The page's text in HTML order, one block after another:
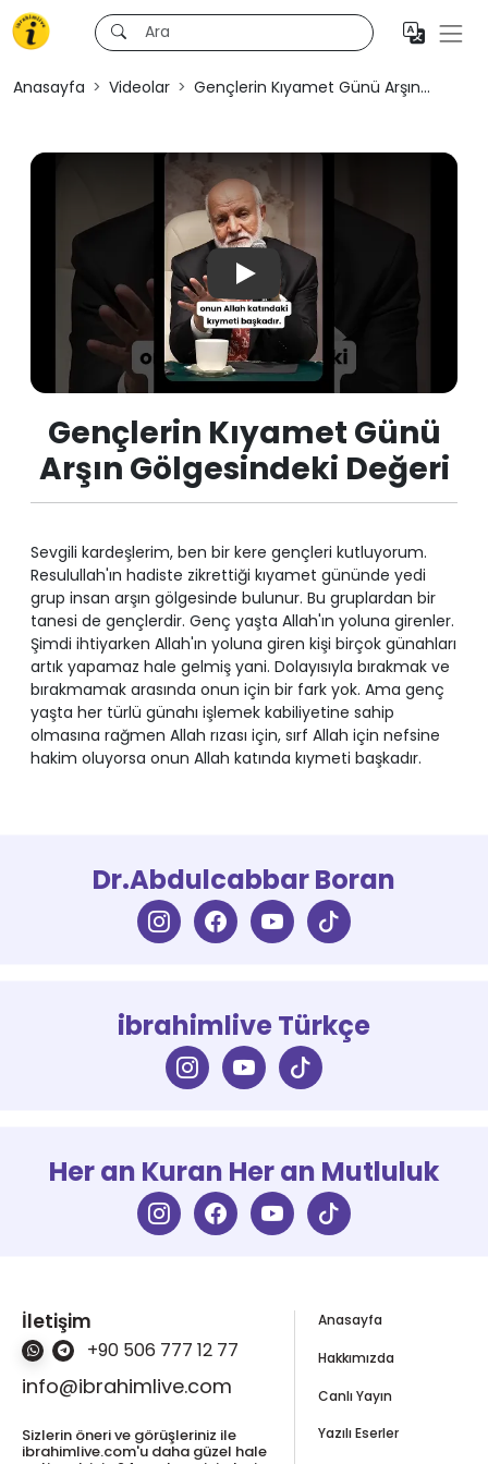
Anasayfa Videolar Gençlerin Kıyamet Günü Arşın...
Play
Gençlerin Kıyamet Günü
Arşın Gölgesindeki Değeri
Sevgili kardeşlerim, ben bir kere gençleri kutluyorum.
Resulullah'ın hadiste zikrettiği kıyamet gününde yedi
grup insan arşın gölgesinde bulunur. Bu gruplardan bir
tanesi de gençlerdir. Genç yaşta Allah'ın yoluna girenler.
Şimdi ihtiyarken Allah'ın yoluna giren kişi birçok günahları
artık yapamaz hale gelmiş yani. Dolayısıyla bırakmak ve
bırakmamak arasında onun için bir fark yok. Ama genç
yaşta her türlü günahı işlemek kabiliyetine sahip
olmasına rağmen Allah rızası için, sırf Allah için nefsine
Dr.Abdulcabbar Boran
ibrahimlive Türkçe
Her an Kuran Her an Mutluluk
İletişim
+90 506 777 12 77
info@ibrahimlive.com
Sizlerin öneri ve görüşleriniz ile
ibrahimlive.com'u daha güzel hale
Anasayfa
Hakkımızda
Canlı Yayın
Yazılı Eserler